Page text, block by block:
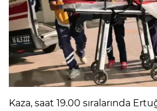
Kaza, saat 19.00 sıralarında